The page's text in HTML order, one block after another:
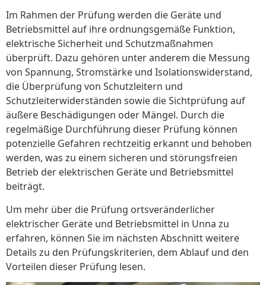
Im Rahmen der Prüfung werden die Geräte und
Betriebsmittel auf ihre ordnungsgemäße Funktion,
elektrische Sicherheit und Schutzmaßnahmen
überprüft. Dazu gehören unter anderem die Messung
von Spannung, Stromstärke und Isolationswiderstand,
die Überprüfung von Schutzleitern und
Schutzleiterwiderständen sowie die Sichtprüfung auf
äußere Beschädigungen oder Mängel. Durch die
regelmäßige Durchführung dieser Prüfung können
potenzielle Gefahren rechtzeitig erkannt und behoben
werden, was zu einem sicheren und störungsfreien
Betrieb der elektrischen Geräte und Betriebsmittel
beiträgt.
Um mehr über die Prüfung ortsveränderlicher
elektrischer Geräte und Betriebsmittel in Unna zu
erfahren, können Sie im nächsten Abschnitt weitere
Details zu den Prüfungskriterien, dem Ablauf und den
Vorteilen dieser Prüfung lesen.